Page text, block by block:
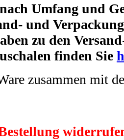
Umfang und
und
zu den
finden Sie
zusammen mit